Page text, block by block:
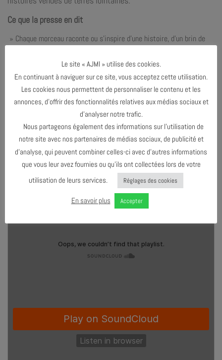
Ce que la presse en dit
» Chaque morceau raconte ou s’inspire d’une histoire, d’un brin de
un relief musical qui fait ressortir le piano et le violon.
Hannisdalvarie entre un jeu qui rappelle le folklore norvégien (sur
son violon Hardanger traditionnel) et certaines mélodies orientales
qui se marient merveilleusement avec les prises de voix. Une
musique pleine d’images orchestrée par le pianiste
qui, entre les nappes sonores, se balade de mélodies en
improvisations. » (Citizen Jazz, juin 2025), Lire la suite.
T.I.M en podcastsur Au coeur du Jazz (Radio France,
décembre 2024), Écouter le podcast.
Le site « AJMI » utilise des cookies.
En continuant à naviguer sur ce site, vous acceptez cette utilisation.
Les cookies nous permettent de personnaliser le contenu et les
annonces, d’offrir des fonctionnalités relatives aux médias sociaux et
d’analyser notre trafic.
Nous partageons également des informations sur l’utilisation de
notre site avec nos partenaires de médias sociaux, de publicité et
d’analyse, qui peuvent combiner celles-ci avec d’autres informations
que vous leur avez fournies ou qu’ils ont collectées lors de votre
utilisation de leurs services.
Réglages des cookies
En savoir plus Accepter